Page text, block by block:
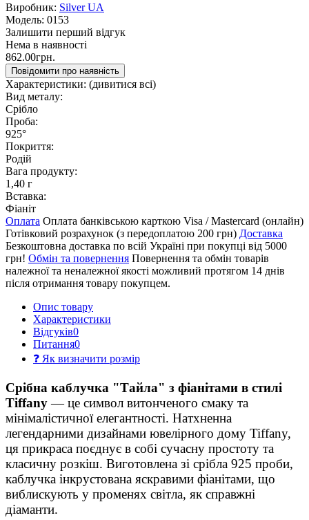
Виробник: Silver UA
Модель: 0153
Залишити перший відгук
Нема в наявності
862.00грн.
Повідомити про наявність
Характеристики: (дивитися всі)
Вид металу:
Срібло
Проба:
925°
Покриття:
Родій
Вага продукту:
1,40 г
Вставка:
Фіаніт
Оплата Оплата банківською карткою Visa / Mastercard (онлайн)
Готівковий розрахунок (з передоплатою 200 грн) Доставка
Безкоштовна доставка по всій Україні при покупці від 5000
грн! Обмін та повернення Повернення та обмін товарів
належної та неналежної якості можливий протягом 14 днів
після отримання товару покупцем.
Опис товару
Характеристики
Відгуків0
Питання0
❓ Як визначити розмір
Срібна каблучка "Тайла" з фіанітами в стилі
Tiffany— це символ витонченого смаку та
мінімалістичної елегантності. Натхненна
легендарними дизайнами ювелірного дому Tiffany,
ця прикраса поєднує в собі сучасну простоту та
класичну розкіш. Виготовлена зі срібла 925 проби,
каблучка інкрустована яскравими фіанітами, що
виблискують у променях світла, як справжні
діаманти.